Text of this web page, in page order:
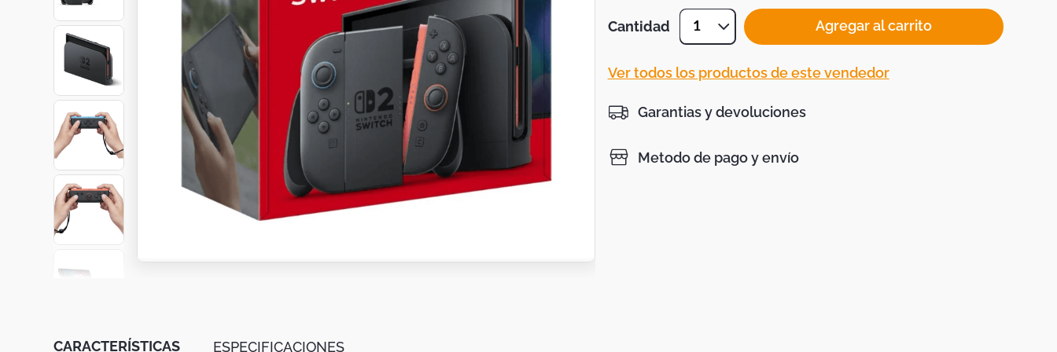
CARACTERÍSTICAS ESPECIFICACIONES
Cantidad 1 Agregar al carrito
Ver todos los productos de este vendedor
Garantias y devoluciones
Metodo de pago y envío
Dko